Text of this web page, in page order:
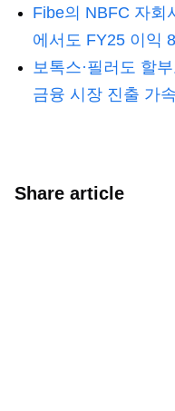
Fibe의 NBFC 자회
에서도 FY25 이익
보톡스·필러도 할
금융 시장 진출 가
Share article